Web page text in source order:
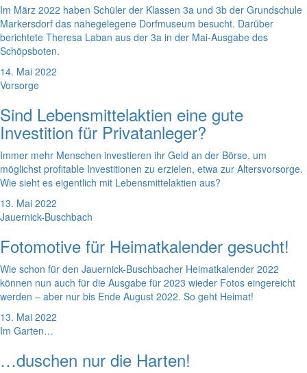
Im März 2022 haben Schüler der Klassen 3a und 3b der Grundschule
Markersdorf das nahegelegene Dorfmuseum besucht. Darüber
berichtete Theresa Laban aus der 3a in der Mai-Ausgabe des
Schöpsboten.
14. Mai 2022
Vorsorge
Sind Lebensmittelaktien eine gute
Investition für Privatanleger?
Immer mehr Menschen investieren ihr Geld an der Börse, um
möglichst profitable Investitionen zu erzielen, etwa zur Altersvorsorge.
Wie sieht es eigentlich mit Lebensmittelaktien aus?
13. Mai 2022
Jauernick-Buschbach
Fotomotive für Heimatkalender gesucht!
Wie schon für den Jauernick-Buschbacher Heimatkalender 2022
können nun auch für die Ausgabe für 2023 wieder Fotos eingereicht
werden – aber nur bis Ende August 2022. So geht Heimat!
13. Mai 2022
Im Garten…
…duschen nur die Harten!